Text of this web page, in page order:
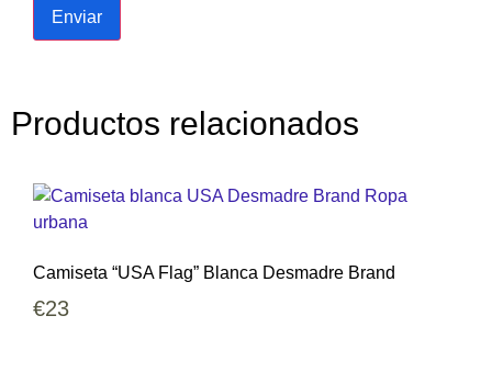
Productos relacionados
Camiseta “USA Flag” Blanca Desmadre Brand
€23